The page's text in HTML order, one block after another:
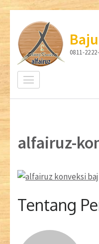
konten
(Tekan
Enter)
0811-
alfairuz-
Tentang